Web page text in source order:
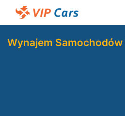
Wynajem Samochodów